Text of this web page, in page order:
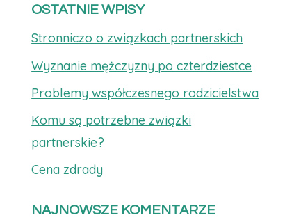
OSTATNIE WPISY
Stronniczo o związkach partnerskich
Wyznanie mężczyzny po czterdziestce
Problemy współczesnego rodzicielstwa
Komu są potrzebne związki
partnerskie?
Cena zdrady
NAJNOWSZE KOMENTARZE